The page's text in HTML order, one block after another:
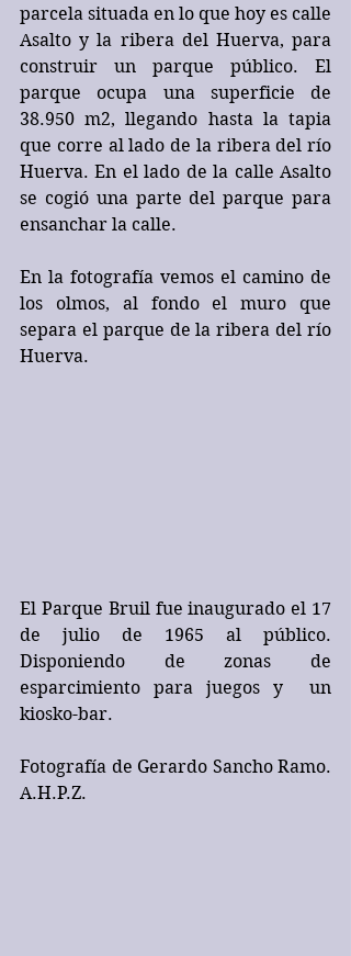
parcela situada en lo que hoy es calle
Asalto y la ribera del Huerva, para
construir un parque público. El
parque ocupa una superficie de
38.950 m2, llegando hasta la tapia
que corre al lado de la ribera del río
Huerva. En el lado de la calle Asalto
se cogió una parte del parque para
ensanchar la calle.
En la fotografía vemos el camino de
los olmos, al fondo el muro que
separa el parque de la ribera del río
Huerva.
El Parque Bruil fue inaugurado el 17
de julio de 1965 al público.
Disponiendo de zonas de
esparcimiento para juegos y  un
kiosko-bar.
Fotografía de Gerardo Sancho Ramo.
A.H.P.Z.